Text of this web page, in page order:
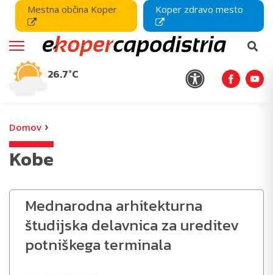
Mestna občina Koper Koper zdravo mesto
26.7°C
Domov ›
Kobe
Mednarodna arhitekturna
študijska delavnica za ureditev
potniškega terminala